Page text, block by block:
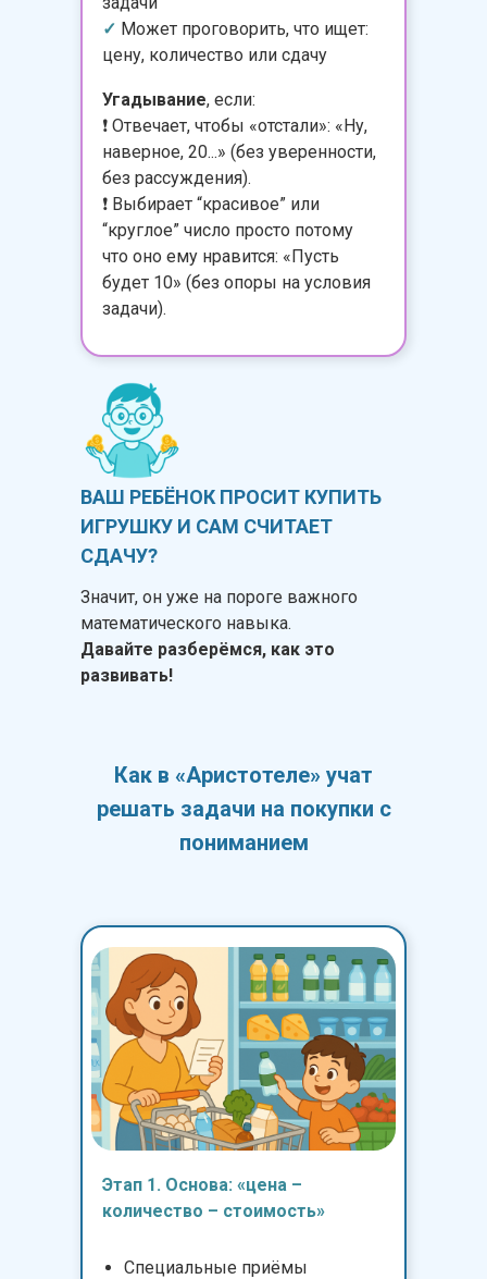
✓ Может проговорить, что ищет:
цену, количество или сдачу
Угадывание, если:
❗️ Отвечает, чтобы «отстали»: «Ну,
наверное, 20...» (без уверенности,
без рассуждения).
❗️ Выбирает “красивое” или
“круглое” число просто потому
что оно ему нравится: «Пусть
будет 10» (без опоры на условия
задачи).
ВАШ РЕБЁНОК ПРОСИТ КУПИТЬ
ИГРУШКУ И САМ СЧИТАЕТ
СДАЧУ?
Значит, он уже на пороге важного
математического навыка.
Давайте разберёмся, как это
развивать!
Как в «Аристотеле» учат
решать задачи на покупки с
пониманием
Этап 1. Основа: «цена –
количество – стоимость»
Специальные приёмы